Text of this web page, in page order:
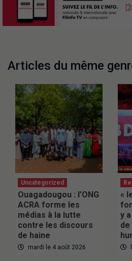
Articles du même
Uncategorized
Ouagadougou : l’ONG
ACRA forme les
médias à la lutte
contre les discours
de haine
mardi le 4 août 2026
«
y